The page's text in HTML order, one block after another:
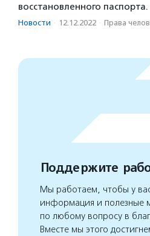
восстановленного паспорта.
Новости · 12.12.2022 · Права
Поддержите
Мы работаем, чтобы у
информация и полезные
по любому вопросу в
Вместе мы этого